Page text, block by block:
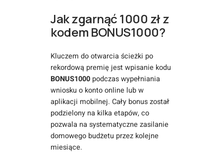
Jak zgarnąć 1000 zł z
kodem BONUS1000?
Kluczem do otwarcia ścieżki po
rekordową premię jest wpisanie kodu
BONUS1000 podczas wypełniania
wniosku o konto online lub w
aplikacji mobilnej. Cały bonus został
podzielony na kilka etapów, co
pozwala na systematyczne zasilanie
domowego budżetu przez kolejne
miesiące.